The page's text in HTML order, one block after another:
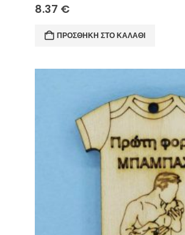
8.37 €
ΠΡΟΣΘΉΚΗ ΣΤΟ ΚΑΛΆΘΙ